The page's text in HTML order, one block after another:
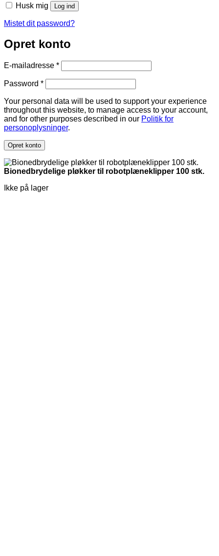
Husk mig Log ind
Mistet dit password?
Opret konto
E-mailadresse *Påkrævet
Password *Påkrævet
Your personal data will be used to support your experience
throughout this website, to manage access to your account,
and for other purposes described in our Politik for
personoplysninger.
Opret konto
Bionedbrydelige pløkker til robotplæneklipper 100 stk.
Ikke på lager